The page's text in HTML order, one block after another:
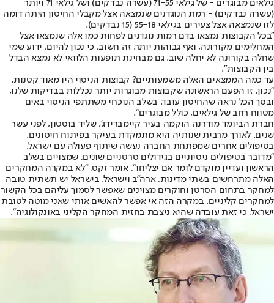
גילאים מבוגרים - של גילאי 71-55 (עשרה נבדקים) ושל גילאי 71 ויותר
(עשרה נבדקים) - רמת הנוגדנים שנמצאה אצל מקבלי החיסון היתה דומה
לזו שנמצאה אצל צעירים בגילאי 55-18 (15 נבדקים).
"בכל הקבוצות נמצאו בדם רמות נוגדנים לפחות כמו אלה שנמצאו אצל
המחלימים מקורונה, ואף גבוהות יותר. זה חשוב, כי נכון להיום, ידוע שמי
שחלה בקורונה לא יחלה שוב. גם מבחינת תופעות הלוואי לא נמצא הבדל
בין הקבוצות".
עד כמה הממצאים האלה משמעותיים? קבוצות הניסוי היו מאוד קטנות.
"נכון. זו הפעם הראשונה שקבוצות מבוגרות יותר נכללות בבדיקות שלנו,
ובסך הכל נראה שהחיסון עובד. בשלב הנוכחי משתתפי הניסוי באים
מטווח רחב של גילאים, כולל מבוגרים".
חברת הביומד מודרנה הוקמה בעיר קיימברידג', שליד בוסטון, לפני עשר
שנים. לאורך מרבית שנותיה היא מתמקדת בעיקר בפיתוח חיסונים.
בטיפולים אחרים שמפתחת החברה נעשה שיתוף פעולה עם ישראל.
"מדובר בטיפולים ניסיוניים בגידולים סרטניים שונים, שמצויים בשלב
הראשון ועדיין מוקדם לומר אם יצליחו", אומר זקס. "לא במקרה המחקרים
האלה מתרחשים בשתי מדינות, ארה"ב וישראל. בישראל יש תשתית טובה
למחקר בתחום הסרטן וחוקרים מצוינים שאפשר לסמוך עליהם בכל הקשור
למחקרים קליניים. במקרה הזה אי אפשר להאשים אותי שאני מוטה לטובת
ישראל, כי זאת עובדה שהיא ניצבת בחזית המחקר הקליני באונקולוגיה".